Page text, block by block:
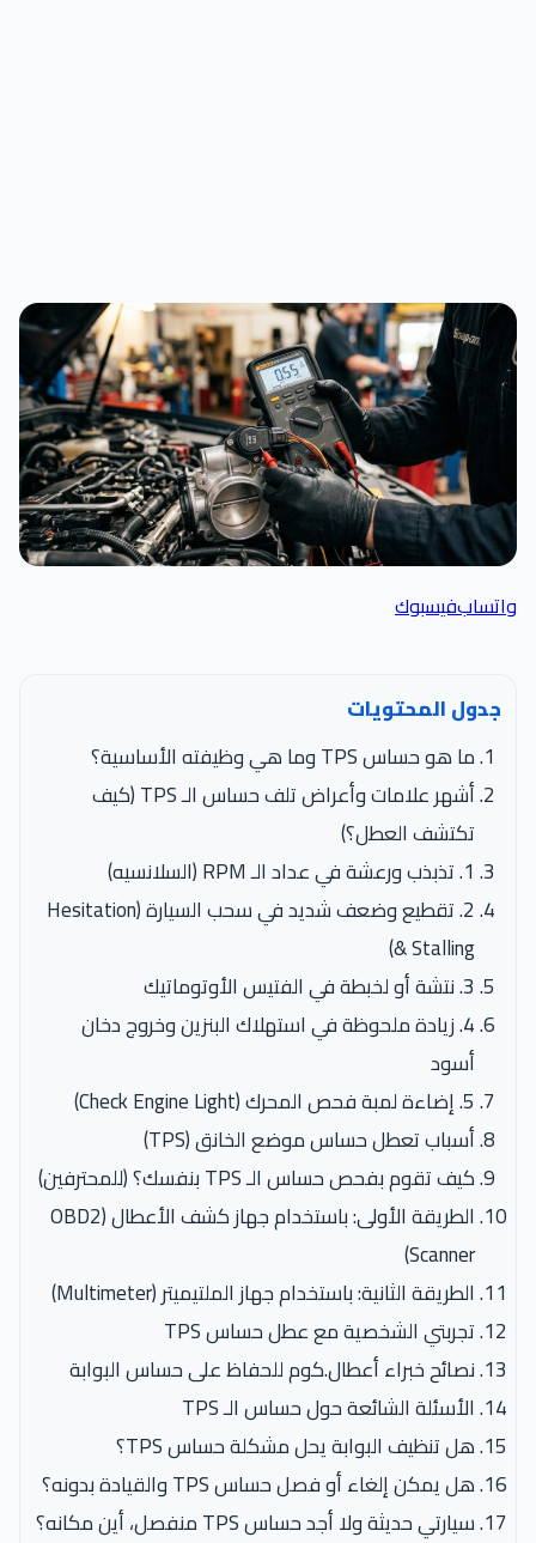
واتسابفيسبوك
جدول المحتويات
ما هو حساس TPS وما هي وظيفته الأساسية؟
أشهر علامات وأعراض تلف حساس الـ TPS (كيف
تكتشف العطل؟)
1. تذبذب ورعشة في عداد الـ RPM (السلانسيه)
2. تقطيع وضعف شديد في سحب السيارة (Hesitation
& Stalling)
3. نتشة أو لخبطة في الفتيس الأوتوماتيك
4. زيادة ملحوظة في استهلاك البنزين وخروج دخان
أسود
5. إضاءة لمبة فحص المحرك (Check Engine Light)
أسباب تعطل حساس موضع الخانق (TPS)
كيف تقوم بفحص حساس الـ TPS بنفسك؟ (للمحترفين)
الطريقة الأولى: باستخدام جهاز كشف الأعطال (OBD2
Scanner)
الطريقة الثانية: باستخدام جهاز الملتيميتر (Multimeter)
تجربتي الشخصية مع عطل حساس TPS
نصائح خبراء أعطال.كوم للحفاظ على حساس البوابة
الأسئلة الشائعة حول حساس الـ TPS
هل تنظيف البوابة يحل مشكلة حساس TPS؟
هل يمكن إلغاء أو فصل حساس TPS والقيادة بدونه؟
سيارتي حديثة ولا أجد حساس TPS منفصل، أين مكانه؟